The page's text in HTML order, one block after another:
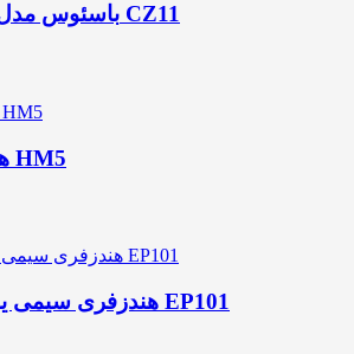
هندزفری USB-C باسئوس مدل CZ11
هدفون یو سی مدل HM5
هندزفری سیمی یوگرین مدل 60692 EP101